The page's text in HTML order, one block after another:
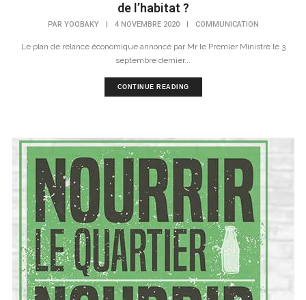
de l’habitat ?
PAR YOOBAKY 4 NOVEMBRE 2020 COMMUNICATION
Le plan de relance économique annoncé par Mr le Premier Ministre le 3
septembre dernier...
CONTINUE READING